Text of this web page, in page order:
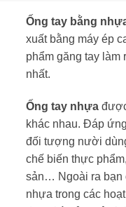
Ống tay bằng
xuất bằng máy ép
phẩm găng tay làm
nhất.
Ống tay nhựa
khác nhau. Đáp
đối tượng nười
chế biến thực
sản… Ngoài ra bạn
nhựa trong các